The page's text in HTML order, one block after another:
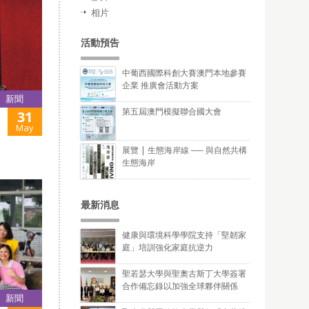
新聞
31
May
新聞
相片
活動預告
中葡西國際科創大賽澳門本地參賽
企業 推廣會活動方案
第五屆澳門模擬聯合國大會
展覽 | 生態海岸線 ── 與自然共構
生態海岸
最新消息
健康與環境科學學院支持「堅韌家
庭」培訓強化家庭抗逆力
聖若瑟大學與聖奧古斯丁大學簽署
合作備忘錄以加強全球夥伴關係